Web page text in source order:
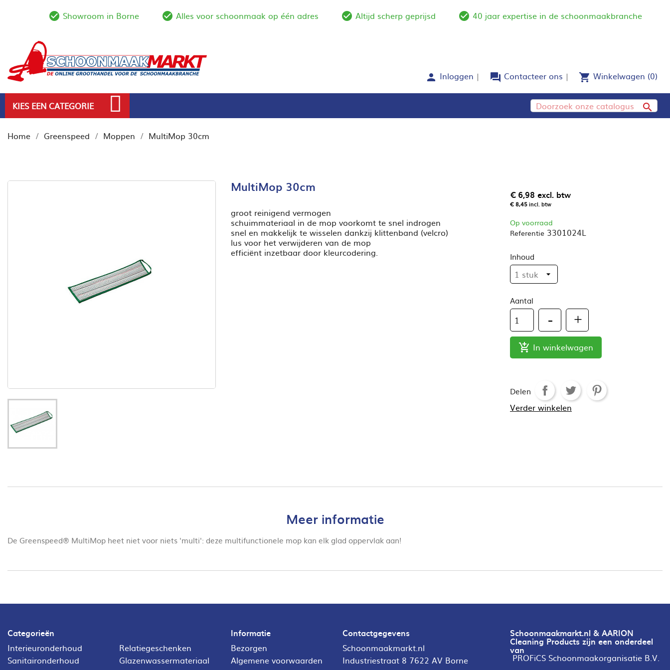
check_circle_outline
Showroom in Borne check_circle_outline
Alles voor schoonmaak op één adres check_circle_outline
Altijd scherp geprijsd check_circle_outline
40 jaar expertise in de schoonmaakbranche
person Inloggen forum Contacteer ons shopping_cart Winkelwagen (0)
KIES EEN CATEGORIE 
Home Greenspeed Moppen MultiMop 30cm
MultiMop 30cm
groot reinigend vermogen
schuimmateriaal in de mop voorkomt te snel indrogen
snel en makkelijk te wisselen dankzij klittenband (velcro)
lus voor het verwijderen van de mop
efficiënt inzetbaar door kleurcodering.
€ 6,98 excl. btw
€ 8,45incl. btw
Op voorraad
Referentie 3301024L
Inhoud
Aantal
 In winkelwagen
Delen
Verder winkelen
Meer informatie
De Greenspeed® MultiMop heet niet voor niets 'multi': deze multifunctionele mop kan elk glad oppervlak aan!
Categorieën
Interieuronderhoud
Sanitaironderhoud
Relatiegeschenken
Glazenwassermateriaal
Informatie
Bezorgen
Algemene voorwaarden
Contactgegevens
Schoonmaakmarkt.nl
Industriestraat 8 7622 AV Borne
Schoonmaakmarkt.nl & AARION
Cleaning Products zijn een onderdeel
van
PROFiCS Schoonmaakorganisatie B.V.